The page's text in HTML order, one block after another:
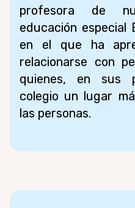
profesora de
educación especial
en el que ha
relacionarse con
quienes, en sus
colegio un lugar
las personas.